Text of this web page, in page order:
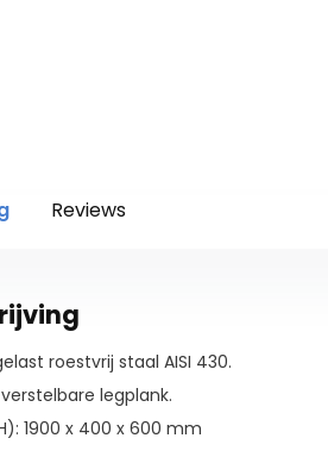
Reviews
roestvrij staal AISI 430.
legplank.
1900 x 400 x 600 mm